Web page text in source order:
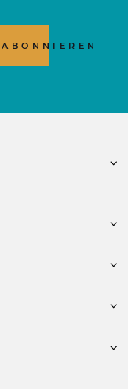
ABONNIEREN